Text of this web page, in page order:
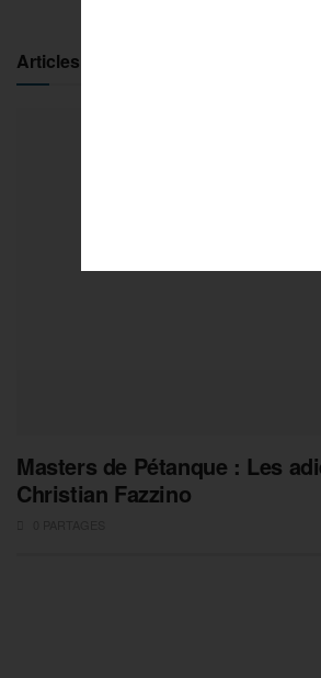
Articles populaires
Masters de Pétanque : Les
Christian Fazzino